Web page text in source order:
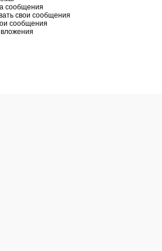
сообщения
свои сообщения
сообщения